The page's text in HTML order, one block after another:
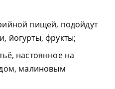
пищей, подойдут
йогурты, фрукты;
настоянное на
малиновым